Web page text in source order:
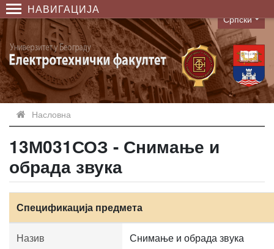
НАВИГАЦИЈА
Language
Српски
Насловна
13М031СОЗ - Снимање и
обрада звука
Спецификација предмета
Назив Снимање и обрада звука